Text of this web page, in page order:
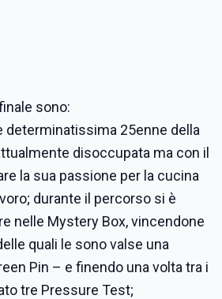
sono:
determinatissima 25enne della
disoccupata ma con il
la sua passione per la cucina
durante il percorso si è
nelle Mystery Box, vincendone
quali le sono valse una
Pin – e finendo una volta tra i
tre Pressure Test;